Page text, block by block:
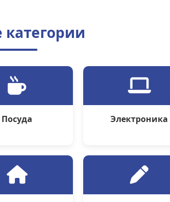
категории
Посуда Электроника